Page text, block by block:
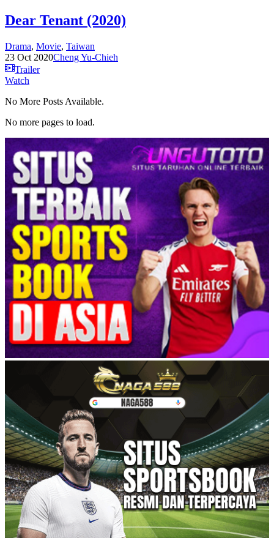
Dear Tenant (2020)
Drama, Movie, Taiwan
23 Oct 2020Cheng Yu-Chieh
Trailer
Watch
No More Posts Available.
No more pages to load.